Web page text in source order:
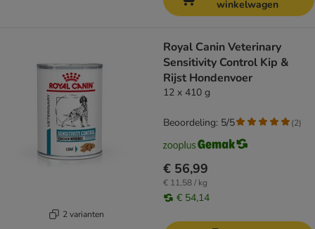
winkelwagen
2 varianten
Royal Canin Veterinary
Sensitivity Control Kip &
Rijst Hondenvoer
12 x 410 g
€ 56,99
€ 11,58 / kg
€ 54,14
Beoordeling: 5/5 (2)